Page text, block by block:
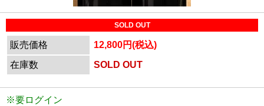
SOLD OUT
販売価格
12,800円(税込)
在庫数
SOLD OUT
※要ログイン